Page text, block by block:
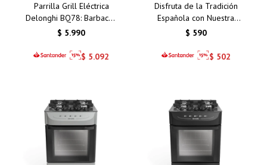
Parrilla Grill Eléctrica
Delonghi BQ78: Barbacoa
Sin Humo para Asados
$ 5.990
$ 5.092
Disfruta de la Tradición
Española con Nuestra
Paellera Valenciana de 26
$ 590
$ 502